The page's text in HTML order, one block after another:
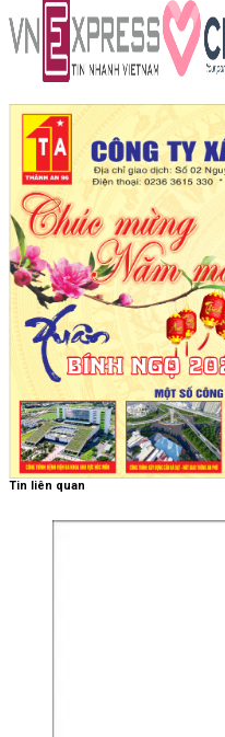
Tin liên quan